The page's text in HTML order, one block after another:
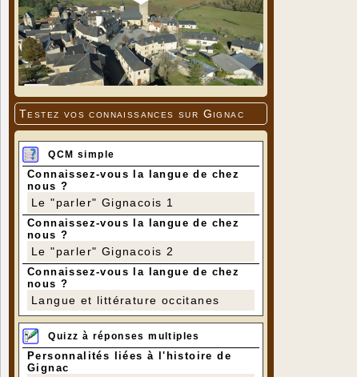
Testez vos connaissances sur Gignac
QCM simple
Connaissez-vous la langue de chez
nous ?
Le "parler" Gignacois 1
Connaissez-vous la langue de chez
nous ?
Le "parler" Gignacois 2
Connaissez-vous la langue de chez
nous ?
Langue et littérature occitanes
Quizz à réponses multiples
Personnalités liées à l'histoire de
Gignac